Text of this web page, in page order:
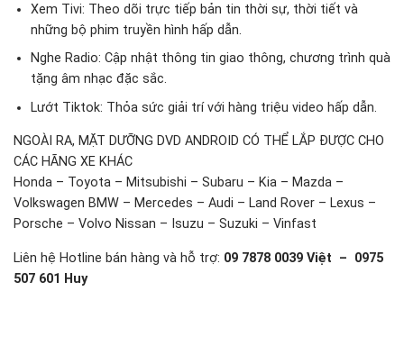
Xem Tivi: Theo dõi trực tiếp bản tin thời sự, thời tiết và
những bộ phim truyền hình hấp dẫn.
Nghe Radio: Cập nhật thông tin giao thông, chương trình quà
tặng âm nhạc đặc sắc.
Lướt Tiktok: Thỏa sức giải trí với hàng triệu video hấp dẫn.
NGOÀI RA, MẶT DƯỠNG DVD ANDROID CÓ THỂ LẮP ĐƯỢC CHO
CÁC HÃNG XE KHÁC
Honda – Toyota – Mitsubishi – Subaru – Kia – Mazda –
Volkswagen BMW – Mercedes – Audi – Land Rover – Lexus –
Porsche – Volvo Nissan – Isuzu – Suzuki – Vinfast
Liên hệ Hotline bán hàng và hỗ trợ: 09 7878 0039 Việt – 0975
507 601 Huy